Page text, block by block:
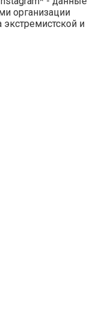
организации
экстремистской и